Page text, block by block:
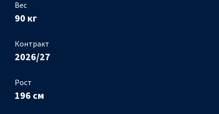
Вес
90 кг
Контракт
2026/27
Рост
196 см